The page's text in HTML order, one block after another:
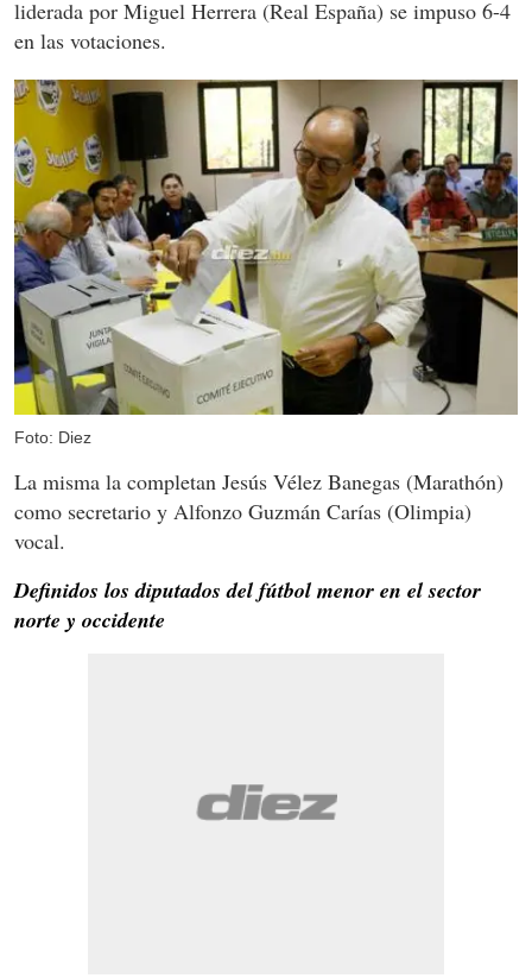
liderada por Miguel Herrera (Real España) se impuso 6-4
en las votaciones.
Foto: Diez
La misma la completan Jesús Vélez Banegas (Marathón)
como secretario y Alfonzo Guzmán Carías (Olimpia)
vocal.
Definidos los diputados del fútbol menor en el sector
norte y occidente